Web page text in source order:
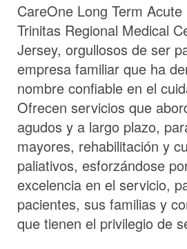
CareOne Long Term
Trinitas Regional Medical
Jersey, orgullosos de ser
empresa familiar que ha
nombre confiable en el
Ofrecen servicios que
agudos y a largo plazo,
mayores, rehabilitación y
paliativos, esforzándose
excelencia en el servicio,
pacientes, sus familias y
que tienen el privilegio de